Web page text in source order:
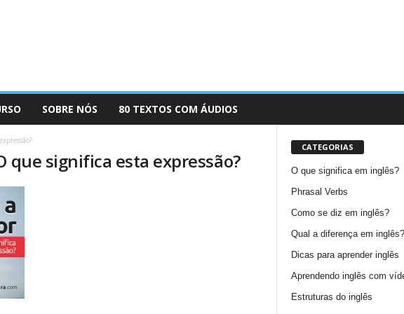
SOBRE NÓS 80 TEXTOS COM ÁUDIOS
que significa esta expressão?
CATEGORIAS
O que significa em inglês?
Phrasal Verbs
Como se diz em inglês?
Qual a diferença em inglês?
Dicas para aprender inglês
Aprendendo inglês com
Estruturas do inglês